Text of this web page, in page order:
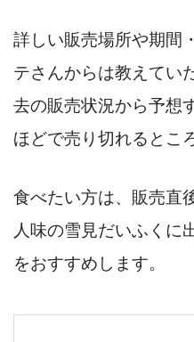
詳しい販売場所や期間
テさんからは教えてい
去の販売状況から予想
ほどで売り切れるとこ
食べたい方は、販売直
人味の雪見だいふくに
をおすすめします。